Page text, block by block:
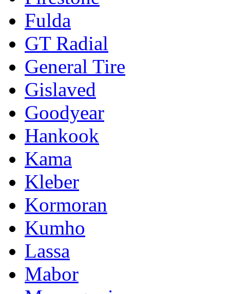
Fulda
GT Radial
General Tire
Gislaved
Goodyear
Hankook
Kama
Kleber
Kormoran
Kumho
Lassa
Mabor